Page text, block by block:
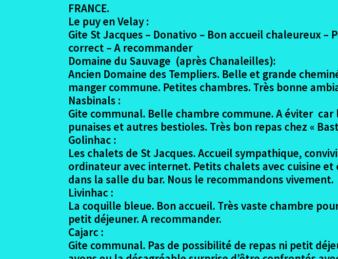
FRANCE.
Le puy en Velay :
Gite St Jacques – Donativo – Bon accueil chaleureux
correct – A recommander
Domaine du Sauvage (après Chanaleilles):
Ancien Domaine des Templiers. Belle et grande
manger commune. Petites chambres. Très bonne
Nasbinals :
Gite communal. Belle chambre commune. A éviter
punaises et autres bestioles. Très bon repas chez «
Golinhac :
Les chalets de St Jacques. Accueil sympathique,
ordinateur avec internet. Petits chalets avec cuisine
dans la salle du bar. Nous le recommandons vivement.
Livinhac :
La coquille bleue. Bon accueil. Très vaste chambre
petit déjeuner. A recommander.
Cajarc :
Gite communal. Pas de possibilité de repas ni petit